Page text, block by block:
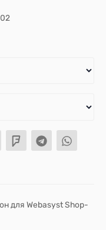
для Webasyst Shop-